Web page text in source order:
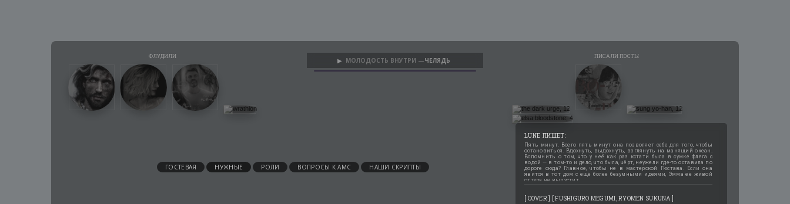
LUNE
Пять минут. Всего пять минут она позволяет себе для того, чтобы
остановиться. Вдохнуть, выдохнуть, взглянуть на манящий океан.
Вспомнить о том, что у неё как раз кстати была в сумке фляга с
водой — в том-то и дело, что была, чёрт, неужели где-то оставила по
дороге сюда? Главное, чтобы не в мастерской Гюстава. Если она
явится в тот дом с ещё более безумными идеями, Эмма её живой
оттуда не выпустит.
[ COVER ] [ FUSHIGURO MEGUMI, RYOMEN SUKUNA ]
ГОСТЕВАЯ НУЖНЫЕ РОЛИ ВОПРОСЫ К АМС НАШИ СКРИПТЫ
▶ МОЛОДОСТЬ ВНУТРИ —ЧЕЛЯДЬ